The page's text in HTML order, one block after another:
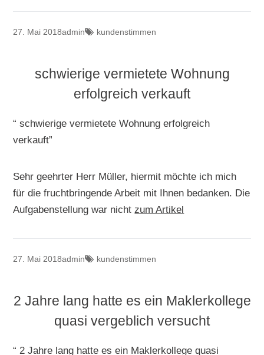
27. Mai 2018admin kundenstimmen
schwierige vermietete Wohnung
erfolgreich verkauft
“ schwierige vermietete Wohnung erfolgreich
verkauft”
Sehr geehrter Herr Müller, hiermit möchte ich mich
für die fruchtbringende Arbeit mit Ihnen bedanken. Die
Aufgabenstellung war nichtzum Artikel
27. Mai 2018admin kundenstimmen
2 Jahre lang hatte es ein Maklerkollege
quasi vergeblich versucht
“ 2 Jahre lang hatte es ein Maklerkollege quasi